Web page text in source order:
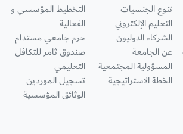
تنوع الجنسيات
التعليم الإلكتروني
الشركاء الدوليون
عن الجامعة
المسؤولية المجتمعية
الخطة الاستراتيجية
التخطيط المؤسسي و
الفعالية
حرم جامعي مستدام
صندوق ثامر للتكافل
التعليمي
تسجيل الموردين
الوثائق المؤسسية